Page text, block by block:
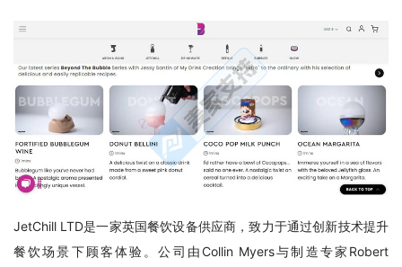
JetChill LTD是一家英国餐饮设备供应商，致力于通过创新技术提升
餐饮场景下顾客体验。公司由Collin Myers与制造专家Robert